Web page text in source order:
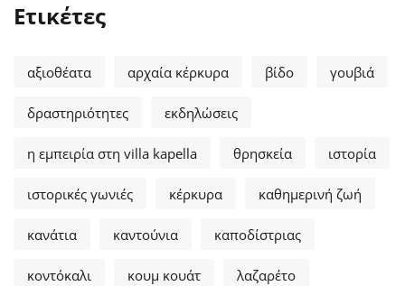
Ετικέτες
αξιοθέατα αρχαία κέρκυρα βίδο γουβιά
δραστηριότητες εκδηλώσεις
η εμπειρία στη villa kapella θρησκεία ιστορία
ιστορικές γωνιές κέρκυρα καθημερινή ζωή
κανάτια καντούνια καποδίστριας
κοντόκαλι κουμ κουάτ λαζαρέτο